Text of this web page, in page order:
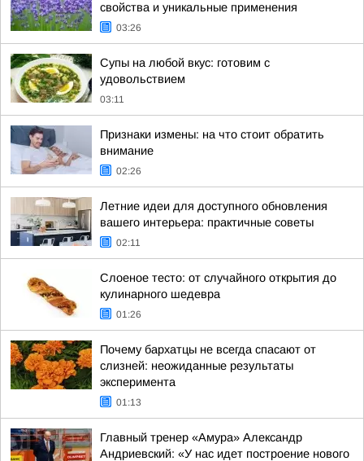
свойства и уникальные применения
03:26
Супы на любой вкус: готовим с
удовольствием
03:11
Признаки измены: на что стоит обратить
внимание
02:26
Летние идеи для доступного обновления
вашего интерьера: практичные советы
02:11
Слоеное тесто: от случайного открытия до
кулинарного шедевра
01:26
Почему бархатцы не всегда спасают от
слизней: неожиданные результаты
эксперимента
01:13
Главный тренер «Амура» Александр
Андриевский: «У нас идет построение нового